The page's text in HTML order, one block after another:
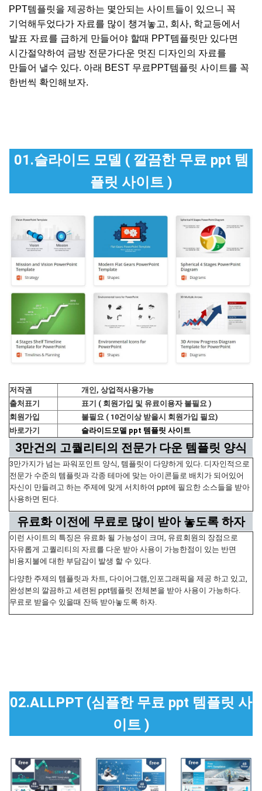
PPT템플릿을 제공하는 몇안되는 사이트들이 있으니 꼭
기억해두었다가 자료를 많이 챙겨놓고, 회사, 학교등에서
발표 자료를 급하게 만들어야 할때 PPT템플릿만 있다면
시간절약하여 금방 전문가다운 멋진 디자인의 자료를
만들어 낼수 있다. 아래 BEST 무료PPT템플릿 사이트를 꼭
한번씩 확인해보자.
01.슬라이드 모델 ( 깔끔한 무료 ppt 템
플릿 사이트 )
저작권
개인, 상업적사용가능
출처표기
표기 ( 회원가입 및 유료이용자 불필요 )
회원가입
불필요 ( 10건이상 받을시 회원가입 필요)
바로가기
슬라이드모델 ppt 템플릿 사이트
3만건의 고퀄리티의 전문가 다운 템플릿 양식
3만가지가 넘는 파워포인트 양식, 템플릿이 다양하게 있다. 디자인적으로
전문가 수준의 템플릿과 각종 테마에 맞는 아이콘들로 배치가 되어있어
자신이 만들려고 하는 주제에 맞게 서치하여 ppt에 필요한 소스들을 받아
사용하면 된다.
유료화 이전에 무료로 많이 받아 놓도록 하자
이런 사이트의 특징은 유료화 될 가능성이 크며, 유료회원의 장점으로
자유롭게 고퀄리티의 자료를 다운 받아 사용이 가능한점이 있는 반면
비용지불에 대한 부담감이 발생 할 수 있다.
다양한 주제의 템플릿과 차트, 다이어그램,인포그래픽을 제공 하고 있고,
완성본의 깔끔하고 세련된 ppt템플릿 전체본을 받아 사용이 가능하다.
무료로 받을수 있을때 잔뜩 받아놓도록 하자.
02.ALLPPT (심플한 무료 ppt 템플릿 사
이트 )